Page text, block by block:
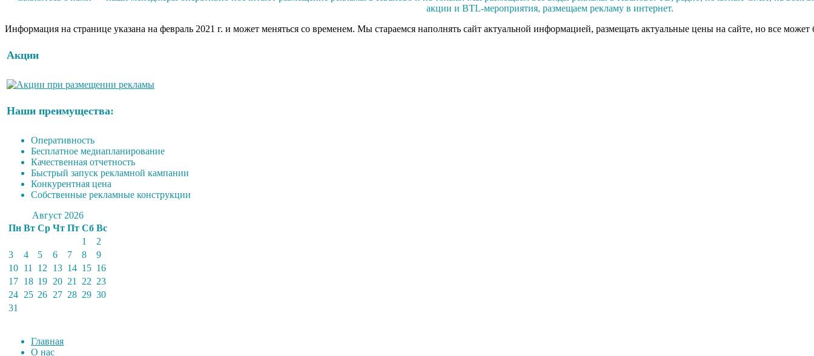
акции и BTL-мероприятия, размещаем рекламу в интернет.
Информация на странице указана на февраль 2021 г. и может меняться со временем. Мы стараемся наполнять сайт актуальной информацией, размещать актуальные цены на сайте, но все
Акции
Наши преимущества:
Оперативность
Бесплатное медиапланирование
Качественная отчетность
Быстрый запуск рекламной кампании
Конкурентная цена
Собственные рекламные конструкции
Август 2026
Пн Вт Ср Чт Пт Сб Вс
1
2
3
4 5 6 7 8
9
10 11 12 13 14 15 16
17 18 19 20 21 22 23
24 25 26 27 28 29 30
31
Главная
О нас